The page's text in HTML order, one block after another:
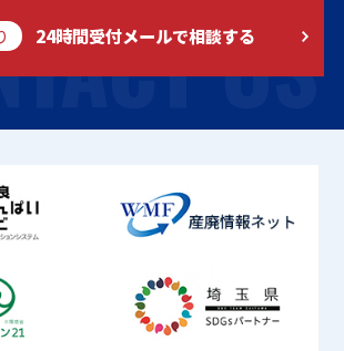
US
24時間受付メールで相談する